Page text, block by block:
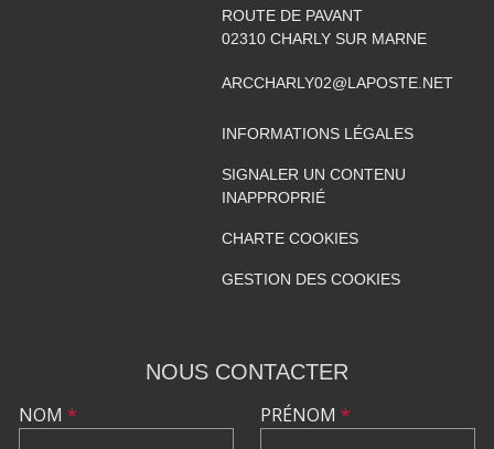
ROUTE DE PAVANT
02310 CHARLY SUR MARNE
ARCCHARLY02@LAPOSTE.NET
INFORMATIONS LÉGALES
SIGNALER UN CONTENU
INAPPROPRIÉ
CHARTE COOKIES
GESTION DES COOKIES
NOUS CONTACTER
NOM * PRÉNOM *